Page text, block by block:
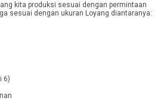
kita produksi sesuai dengan permintaan
sesuai dengan ukuran Loyang diantaranya:
6)